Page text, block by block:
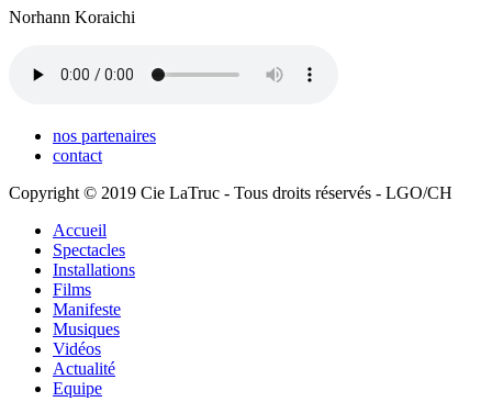
Norhann Koraichi
nos partenaires
contact
Copyright © 2019 Cie LaTruc - Tous droits réservés - LGO/CH
Accueil
Spectacles
Installations
Films
Manifeste
Musiques
Vidéos
Actualité
Equipe